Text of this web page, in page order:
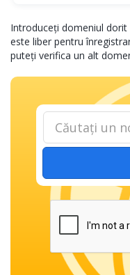
Introduceți domeniul dorit
este liber pentru
puteți verifica un alt